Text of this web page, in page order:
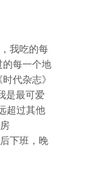
我吃的每
的每一个地
代杂志》
是最可爱
超过其他
下班，晚